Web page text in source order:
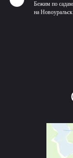
Бежим по
на